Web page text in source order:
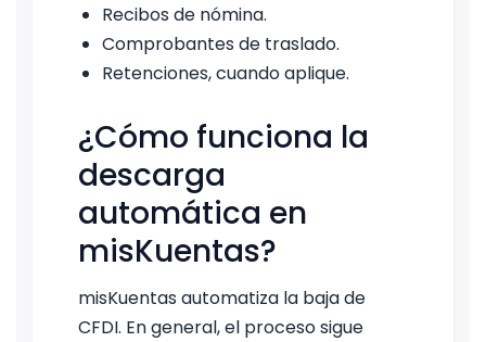
Recibos de nómina.
Comprobantes de traslado.
Retenciones, cuando aplique.
¿Cómo funciona la
descarga
automática en
misKuentas?
misKuentas automatiza la baja de
CFDI. En general, el proceso sigue